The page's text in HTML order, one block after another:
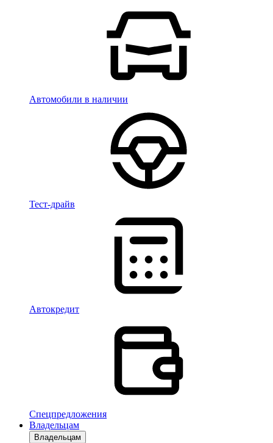
Автомобили в наличии
Тест-драйв
Автокредит
Спецпредложения
Владельцам
Владельцам